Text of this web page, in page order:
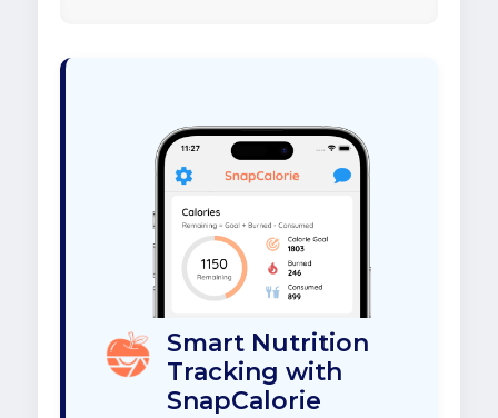
Smart Nutrition
Tracking with
SnapCalorie